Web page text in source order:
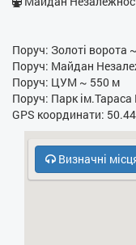
- Фен
-
- Кухонна
- НВЧ
-
Поруч: Золоті ворота
Поруч: Майдан
Поруч: ЦУМ ~ 550 м
Поруч: Парк
GPS координати:
Визначні